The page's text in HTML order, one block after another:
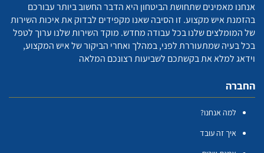
אנחנו מאמינים שתחושת הביטחון היא הדבר החשוב ביותר עבורכם
בהזמנת איש מקצוע. זו הסיבה שאנו מקפידים לבדוק את איכות השירות
של המומלצים שלנו בכל עבודה מחדש. מוקד השירות שלנו ערוך לטפל
בכל בעיה שמתעוררת לפני, במהלך ואחרי הביקור של איש המקצוע,
וידאג למלא את בקשתכם לשביעות רצונכם המלאה
החברה
למה אנחנו?
איך זה עובד